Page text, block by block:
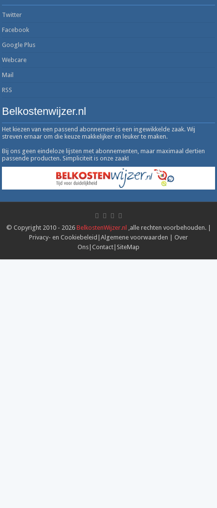
Twitter
Facebook
Google Plus
Webcare
Mail
RSS
Belkostenwijzer.nl
Het kiezen van een passend abonnement is een ingewikkelde zaak. Wij
streven ernaar om die keuze makkelijker en leuker te maken.
Bij ons geen eindeloze lijsten met abonnementen, maar maximaal dertien
passende producten. Simpliciteit is onze zaak!
© Copyright 2010 - 2026 BelkostenWijzer.nl ,alle rechten voorbehouden. |
Privacy- en Cookiebeleid Algemene voorwaarden
Over
Ons Contact SiteMap